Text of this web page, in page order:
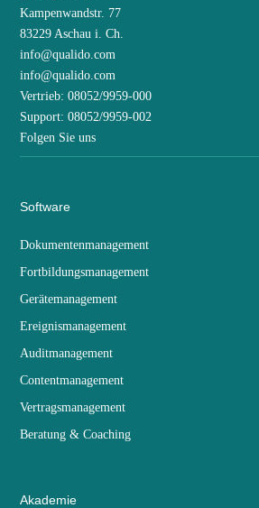
Kampenwandstr. 77
83229 Aschau i. Ch.
info@qualido.com
info@qualido.com
Vertrieb: 08052/9959-000
Support: 08052/9959-002
Folgen Sie uns
Software
Dokumentenmanagement
Fortbildungsmanagement
Gerätemanagement
Ereignismanagement
Auditmanagement
Contentmanagement
Vertragsmanagement
Beratung & Coaching
Akademie